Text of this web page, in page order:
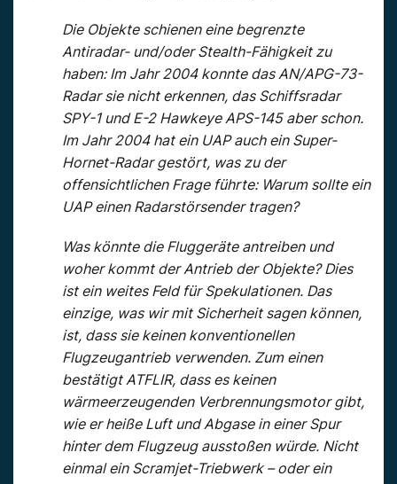
Die Objekte schienen eine begrenzte
Antiradar- und/oder Stealth-Fähigkeit zu
haben: Im Jahr 2004 konnte das AN/APG-73-
Radar sie nicht erkennen, das Schiffsradar
SPY-1 und E-2 Hawkeye APS-145 aber schon.
Im Jahr 2004 hat ein UAP auch ein Super-
Hornet-Radar gestört, was zu der
offensichtlichen Frage führte: Warum sollte ein
UAP einen Radarstörsender tragen?
Was könnte die Fluggeräte antreiben und
woher kommt der Antrieb der Objekte? Dies
ist ein weites Feld für Spekulationen. Das
einzige, was wir mit Sicherheit sagen können,
ist, dass sie keinen konventionellen
Flugzeugantrieb verwenden. Zum einen
bestätigt ATFLIR, dass es keinen
wärmeerzeugenden Verbrennungsmotor gibt,
wie er heiße Luft und Abgase in einer Spur
hinter dem Flugzeug ausstoßen würde. Nicht
einmal ein Scramjet-Triebwerk – oder ein